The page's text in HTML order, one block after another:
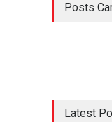
Posts
Latest